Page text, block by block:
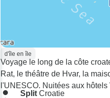
d'île en île
Voyage le long de la côte
Rat, le théâtre de Hvar, la
l'UNESCO. Nuitées aux hôtels
Split Croatie